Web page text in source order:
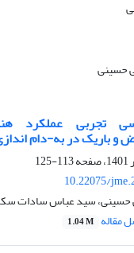
حسینی
تجربی عملکرد
و باریک در به-دام
113-125
10.22075/
حسینی، سید عباس سادات
مقاله 1.04 M